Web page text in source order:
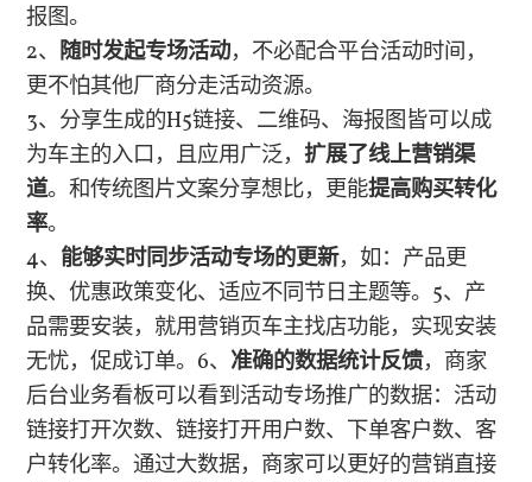
报图。
2、 随时发起专场活动，不必配合平台活动时间，
更不怕其他厂商分走活动资源。
3、分享生成的H5链接、二维码、海报图皆可以成
为车主的入口，且应用广泛，扩展了线上营销渠
道。和传统图片文案分享想比，更能提高购买转化
率。
4、 能够实时同步活动专场的更新，如：产品更
换、优惠政策变化、适应不同节日主题等。 5、产
品需要安装，就用营销页车主找店功能，实现安装
无忧，促成订单。 6、 准确的数据统计反馈，商家
后台业务看板可以看到活动专场推广的数据：活动
链接打开次数、链接打开用户数、下单客户数、客
户转化率。通过大数据，商家可以更好的营销直接